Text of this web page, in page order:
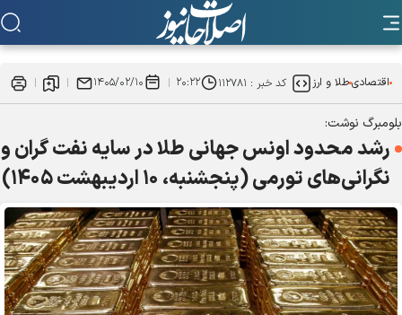
اقتصادیطلا و ارز کد خبر : ۱۱۲۷۸۱ ۲۰:۲۲ ۱۴۰۵/۰۲/۱۰
بلومبرگ نوشت:
رشد محدود اونس جهانی طلا در سایه نفت گران و
نگرانی‌های تورمی (پنجشنبه، ۱۰ اردیبهشت ۱۴۰۵)